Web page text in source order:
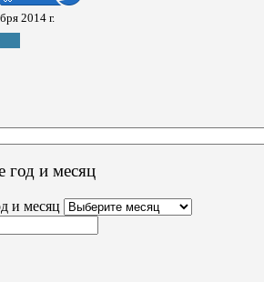
2014 г.
и месяц
и месяц